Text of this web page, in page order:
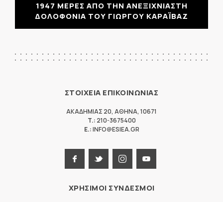
1947 ΜΕΡΕΣ ΑΠΟ ΤΗΝ ΑΝΕΞΙΧΝΙΑΣΤΗ
ΔΟΛΟΦΟΝΙΑ ΤΟΥ ΓΙΩΡΓΟΥ ΚΑΡΑΪΒΑΖ
ΣΤΟΙΧΕΙΑ ΕΠΙΚΟΙΝΩΝΙΑΣ
ΑΚΑΔΗΜΙΑΣ 20, ΑΘΗΝΑ, 10671
T.: 210-3675400
E.:INFO@ESIEA.GR
ΧΡΗΣΙΜΟΙ ΣΥΝΔΕΣΜΟΙ